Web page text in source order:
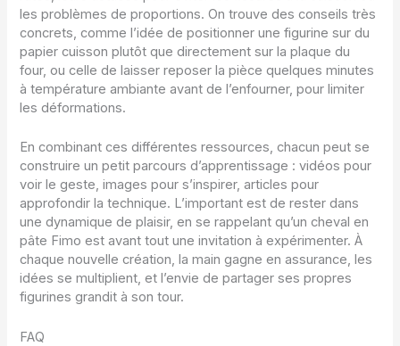
les problèmes de proportions. On trouve des conseils très
concrets, comme l’idée de positionner une figurine sur du
papier cuisson plutôt que directement sur la plaque du
four, ou celle de laisser reposer la pièce quelques minutes
à température ambiante avant de l’enfourner, pour limiter
les déformations.
En combinant ces différentes ressources, chacun peut se
construire un petit parcours d’apprentissage : vidéos pour
voir le geste, images pour s’inspirer, articles pour
approfondir la technique. L’important est de rester dans
une dynamique de plaisir, en se rappelant qu’un cheval en
pâte Fimo est avant tout une invitation à expérimenter. À
chaque nouvelle création, la main gagne en assurance, les
idées se multiplient, et l’envie de partager ses propres
figurines grandit à son tour.
FAQ